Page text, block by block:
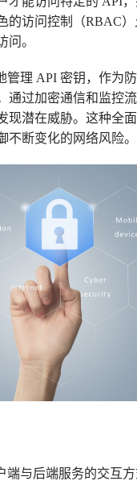
的访问控制（RBAC）
问。
管理 API 密钥，作为
通过加密通信和监控流
现潜在威胁。这种全
不断变化的网络风险。
端与后端服务的交互